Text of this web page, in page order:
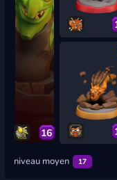
16
niveau moyen 17